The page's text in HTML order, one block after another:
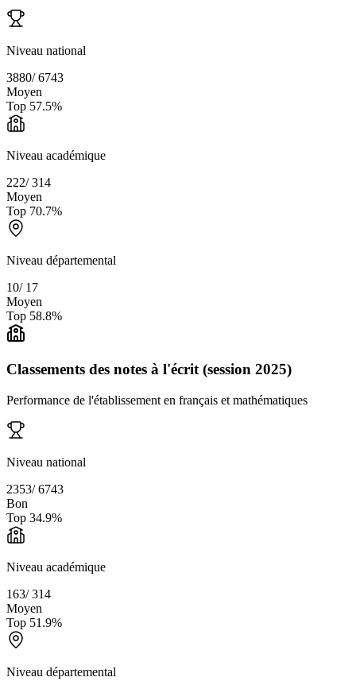
Niveau national
3880/6743
Moyen
Top 57.5%
Niveau académique
222/314
Moyen
Top 70.7%
Niveau départemental
10/ 17
Moyen
Top 58.8%
Classements des notes à l'écrit (session 2025)
Performance de l'établissement en français et mathématiques
Niveau national
2353/6743
Bon
Top 34.9%
Niveau académique
163/314
Moyen
Top 51.9%
Niveau départemental